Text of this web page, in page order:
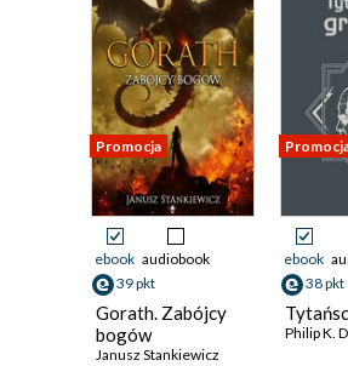
Promocja
ebook audiobook
39 pkt
Gorath. Zabójcy
bogów
Janusz Stankiewicz
ebook
38 pkt
Philip K.